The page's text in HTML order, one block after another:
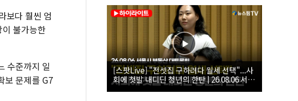
보다 훨씬 엄
불가능한
수준까지 일
보 문제를 G7
[스팟Live] "전셋집 구하려다 월세 선택"...사
회에 첫발 내디딘 청년의 한탄 | 26.08.06 서울
시 부동산 대토론회